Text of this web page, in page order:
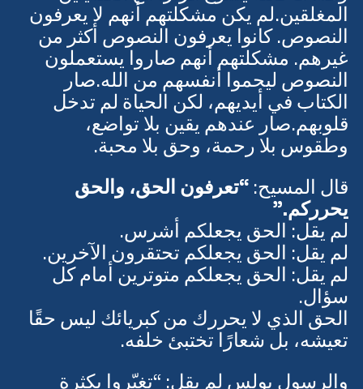
وهذا ما فعله يسوع مرارًا مع المتدينين
المغلقين.لم يكن مشكلتهم أنهم لا يعرفون
النصوص. كانوا يعرفون النصوص أكثر من
غيرهم. مشكلتهم أنهم صاروا يستعملون
النصوص ليحموا أنفسهم من الله.صار
الكتاب في أيديهم، لكن الحياة لم تدخل
قلوبهم.صار عندهم يقين بلا تواضع،
قال المسيح:
يحرركم.”
لم يقل: الحق يجعلكم أشرس.
لم يقل: الحق يجعلكم تحتقرون الآخرين.
لم يقل: الحق يجعلكم متوترين أمام كل
سؤال.
الحق الذي لا يحررك من كبريائك ليس حقًا